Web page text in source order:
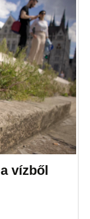
vízből